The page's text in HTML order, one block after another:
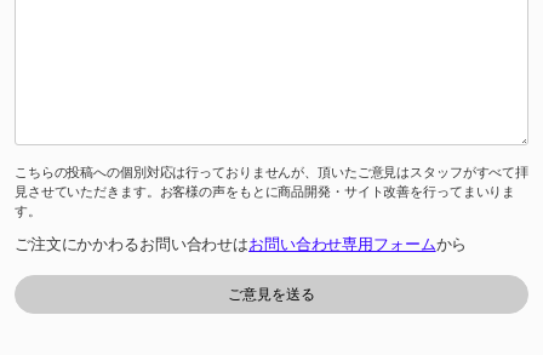
こちらの投稿への個別対応は行っておりませんが、頂いたご意見はスタッフがすべて拝
見させていただきます。お客様の声をもとに商品開発・サイト改善を行ってまいりま
す。
ご注文にかかわるお問い合わせはお問い合わせ専用フォームから